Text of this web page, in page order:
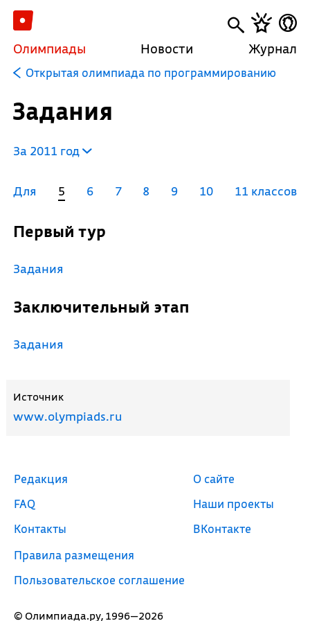
Олимпиады Новости Журнал
Открытая олимпиада по программированию
Задания
За 2011 год
Для 5 6 7 8 9 10 11 классов
Первый тур
Задания
Заключительный этап
Задания
Источник
www.olympiads.ru
© Олимпиада.ру, 1996—2026
Редакция
FAQ
Контакты
Правила размещения
Пользовательское соглашение
О сайте
Наши проекты
ВКонтакте